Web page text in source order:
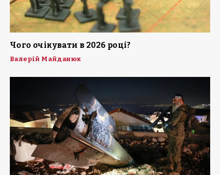
Чого очікувати в 2026 році?
Валерій Майданюк